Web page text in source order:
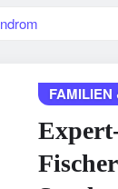
FAMILIEN